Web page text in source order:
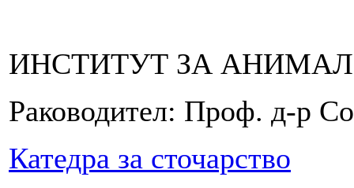
ИНСТИТУТ ЗА
Раководител: Проф. д-р
Катедра за сточарство